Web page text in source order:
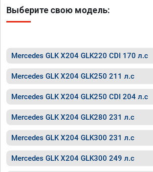
Выберите свою модель:
Mercedes GLK X204 GLK220 CDI 170 л.с
Mercedes GLK X204 GLK250 211 л.с
Mercedes GLK X204 GLK250 CDI 204 л.с
Mercedes GLK X204 GLK280 231 л.с
Mercedes GLK X204 GLK300 231 л.с
Mercedes GLK X204 GLK300 249 л.с